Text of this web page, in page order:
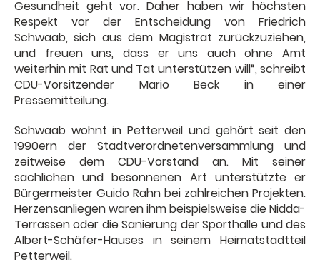
Gesundheit geht vor. Daher haben wir höchsten
Respekt vor der Entscheidung von Friedrich
Schwaab, sich aus dem Magistrat zurückzuziehen,
und freuen uns, dass er uns auch ohne Amt
weiterhin mit Rat und Tat unterstützen will“, schreibt
CDU-Vorsitzender Mario Beck in einer
Pressemitteilung.
Schwaab wohnt in Petterweil und gehört seit den
1990ern der Stadtverordnetenversammlung und
zeitweise dem CDU-Vorstand an. Mit seiner
sachlichen und besonnenen Art unterstützte er
Bürgermeister Guido Rahn bei zahlreichen Projekten.
Herzensanliegen waren ihm beispielsweise die Nidda-
Terrassen oder die Sanierung der Sporthalle und des
Albert-Schäfer-Hauses in seinem Heimatstadtteil
Petterweil.